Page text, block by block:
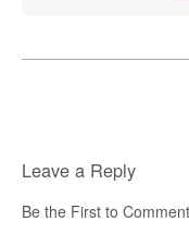
Leave a Reply
Be the First to